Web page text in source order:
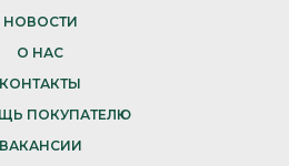
НОВОСТИ
О НАС
КОНТАКТЫ
ПОКУПАТЕЛЮ
ВАКАНСИИ